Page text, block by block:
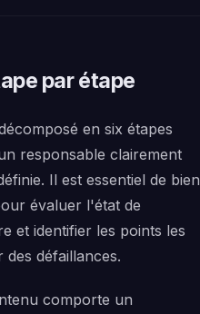
par étape
en six étapes
responsable clairement
Il est essentiel de bien
évaluer l'état de
et identifier les points les
défaillances.
comporte un